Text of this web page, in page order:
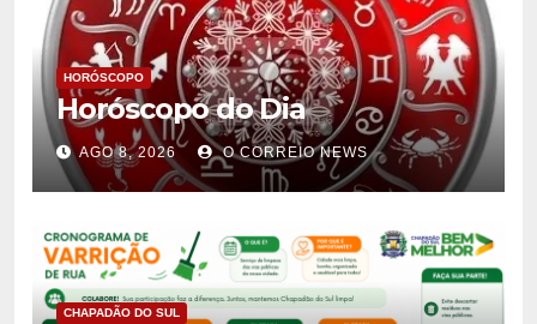
HORÓSCOPO
Horóscopo do Dia
AGO 8, 2026 O CORREIO NEWS
CHAPADÃO DO SUL